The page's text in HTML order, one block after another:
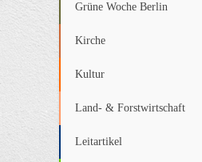
Grüne Woche Berlin
Kirche
Kultur
Land- & Forstwirtschaft
Leitartikel